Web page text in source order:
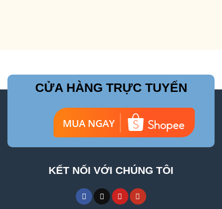
CỬA HÀNG TRỰC TUYẾN
KẾT NỐI VỚI CHÚNG TÔI